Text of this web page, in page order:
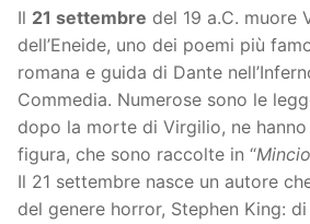
Il 21 settembre del 19 a.C. muore
dell’Eneide, uno dei poemi più
romana e guida di Dante
Commedia. Numerose sono le
dopo la morte di Virgilio, ne
figura, che sono raccolte in “
Il 21 settembre nasce un autore
del genere horror, Stephen King: